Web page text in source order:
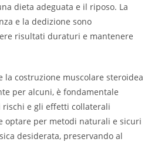
dieta adeguata e il riposo. La
e la dedizione sono
risultati duraturi e mantenere
la costruzione muscolare steroidea
per alcuni, è fondamentale
e gli effetti collaterali
optare per metodi naturali e sicuri
desiderata, preservando al